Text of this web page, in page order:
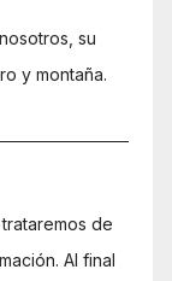
su
y montaña.
de
Al final